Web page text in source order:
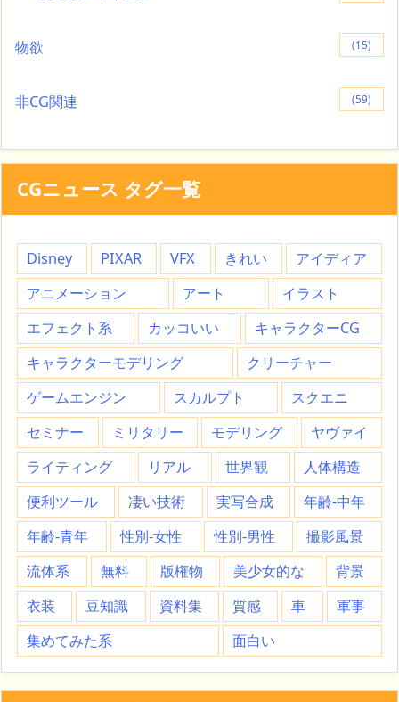
物欲 (15)
非CG関連 (59)
CGニュース タグ一覧
Disney PIXAR VFX きれい
アイディア
アニメーション
アート
イラスト
エフェクト系
カッコいい
キャラクターCG
キャラクターモデリング
クリーチャー
ゲームエンジン
スカルプト
スクエニ
セミナー
ミリタリー モデリング
ヤヴァイ
ライティング
リアル 世界観
人体構造
便利ツール
凄い技術 実写合成
年齢-中年
年齢-青年
性別-女性 性別-男性
撮影風景
流体系
無料 版権物 美少女的な
背景
衣装
豆知識 資料集 質感 車
軍事
集めてみた系
面白い